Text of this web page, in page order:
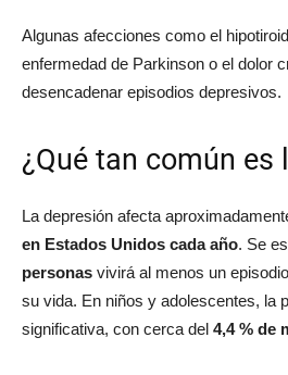
Algunas afecciones como el
enfermedad de Parkinson o el dolor
desencadenar episodios depresivos.
¿Qué tan común es
La depresión afecta
en Estados Unidos cada año. Se
personas vivirá al menos un
su vida. En niños y adolescentes, la
significativa, con cerca del 4,4 % de